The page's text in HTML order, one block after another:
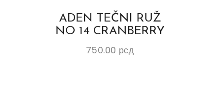
ADEN TEČNI RUŽ
NO 14 CRANBERRY
750.00 рсд